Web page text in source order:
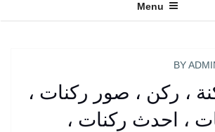
Menu
، ركن ، صور ركنات ،
، احدث ركنات ،